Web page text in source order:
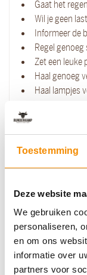
Toestemming
Deze website
We gebruiken
personaliseren,
en om ons
informatie over
partners voor
Gaat het
Wil je geen
Informeer de
Regel
Zet een leuke
Haal genoeg
Haal lampjes